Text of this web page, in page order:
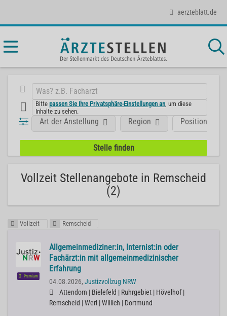
aerzteblatt.de
Bittepassen Sie Ihre Privatsphäre-Einstellungen an , um diese
Inhalte zu sehen.
Position
Art der Anstellung Region
Vollzeit Stellenangebote in Remscheid
(2)
Vollzeit Remscheid
Premium
Allgemeinmediziner:in, Internist:in oder
Fachärzt:in mit allgemeinmedizinischer
Erfahrung
04.08.2026, Justizvollzug NRW
Attendorn | Bielefeld | Ruhrgebiet | Hövelhof |
Remscheid | Werl | Willich | Dortmund